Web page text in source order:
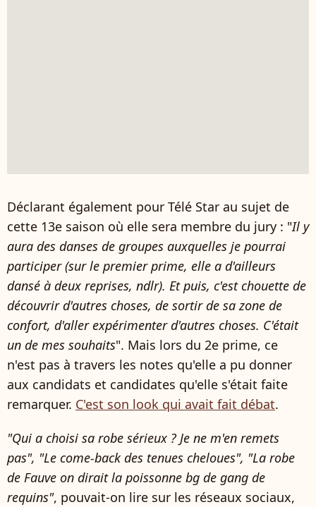
Déclarant également pour Télé Star au sujet de
cette 13e saison où elle sera membre du jury : "Il y
aura des danses de groupes auxquelles je pourrai
participer (sur le premier prime, elle a d'ailleurs
dansé à deux reprises, ndlr). Et puis, c'est chouette de
découvrir d'autres choses, de sortir de sa zone de
confort, d'aller expérimenter d'autres choses. C'était
un de mes souhaits". Mais lors du 2e prime, ce
n'est pas à travers les notes qu'elle a pu donner
aux candidats et candidates qu'elle s'était faite
remarquer. C'est son look qui avait fait débat.
"Qui a choisi sa robe sérieux ? Je ne m'en remets
pas", "Le come-back des tenues cheloues", "La robe
de Fauve on dirait la poissonne bg de gang de
requins", pouvait-on lire sur les réseaux sociaux,